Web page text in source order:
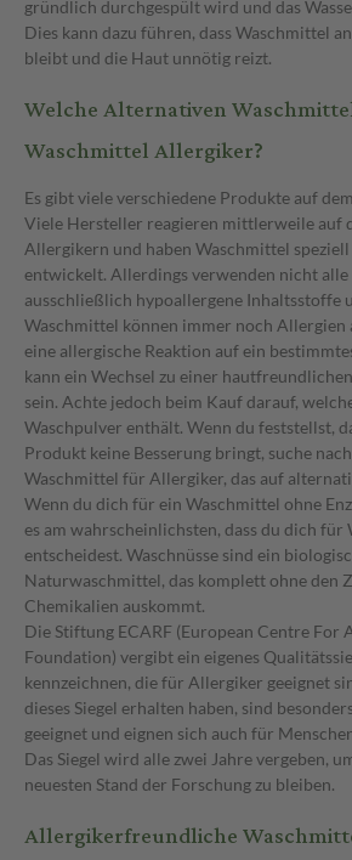
gründlich durchgespült wird und das
Dies kann dazu führen, dass Waschmittel
bleibt und die Haut unnötig reizt.
Welche Alternativen
Waschmittel Allergiker?
Es gibt viele verschiedene Produkte auf
Viele Hersteller reagieren mittlerweile auf
Allergikern und haben Waschmittel
entwickelt. Allerdings verwenden nicht
ausschließlich hypoallergene Inhaltsstoffe
Waschmittel können immer noch Allergien
eine allergische Reaktion auf ein
kann ein Wechsel zu einer
sein. Achte jedoch beim Kauf darauf,
Waschpulver enthält. Wenn du feststellst,
Produkt keine Besserung bringt, suche
Waschmittel für Allergiker, das auf
Wenn du dich für ein Waschmittel ohne
es am wahrscheinlichsten, dass du dich für
entscheidest. Waschnüsse sind ein
Naturwaschmittel, das komplett ohne den
Chemikalien auskommt.
Die Stiftung ECARF (European Centre For
Foundation) vergibt ein eigenes
kennzeichnen, die für Allergiker geeignet
dieses Siegel erhalten haben, sind
geeignet und eignen sich auch für
Das Siegel wird alle zwei Jahre vergeben,
neuesten Stand der Forschung zu bleiben.
Allergikerfreundliche